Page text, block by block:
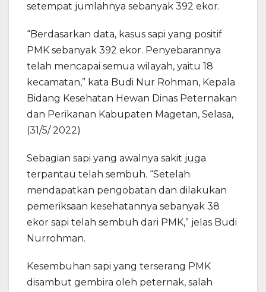
setempat jumlahnya sebanyak 392 ekor.
“Berdasarkan data, kasus sapi yang positif
PMK sebanyak 392 ekor. Penyebarannya
telah mencapai semua wilayah, yaitu 18
kecamatan,” kata Budi Nur Rohman, Kepala
Bidang Kesehatan Hewan Dinas Peternakan
dan Perikanan Kabupaten Magetan, Selasa,
(31/5/ 2022)
Sebagian sapi yang awalnya sakit juga
terpantau telah sembuh. “Setelah
mendapatkan pengobatan dan dilakukan
pemeriksaan kesehatannya sebanyak 38
ekor sapi telah sembuh dari PMK,” jelas Budi
Nurrohman.
Kesembuhan sapi yang terserang PMK
disambut gembira oleh peternak, salah